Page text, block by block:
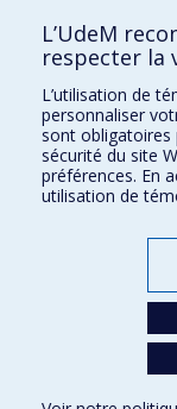
Comment soutenir
BESOIN D'AIDE?
Plan du site
Signaler une erreur
Accessibilité
FACULTÉ DES ARTS
Nos départements et
L’UdeM
respecter la
L’utilisation de
personnaliser
sont
sécurité du site
préférences. En
utilisation de